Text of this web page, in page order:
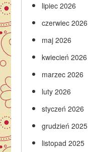
lipiec 2026
czerwiec 2026
maj 2026
kwiecień 2026
marzec 2026
luty 2026
styczeń 2026
grudzień 2025
listopad 2025